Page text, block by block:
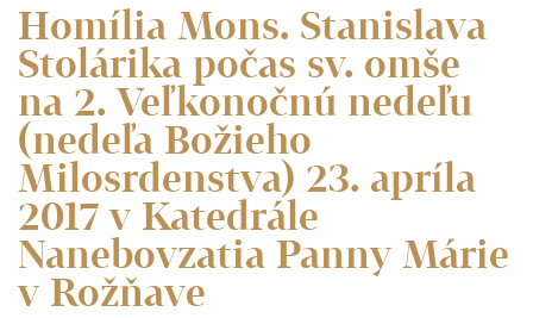
Homília Mons. Stanislava
Stolárika počas sv. omše
na 2. Veľkonočnú nedeľu
(nedeľa Božieho
Milosrdenstva) 23. apríla
2017 v Katedrále
Nanebovzatia Panny Márie
v Rožňave